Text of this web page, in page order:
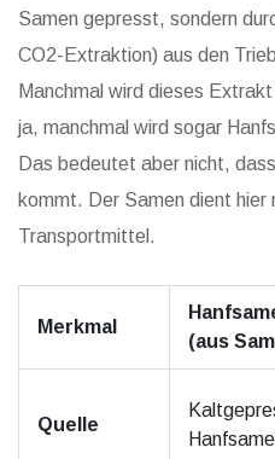
Samen gepresst, sondern
CO2-Extraktion) aus den
Manchmal wird dieses
ja, manchmal wird sogar
Das bedeutet aber nicht,
kommt. Der Samen dient hier
Transportmittel.
Merkmal
(aus
Quelle